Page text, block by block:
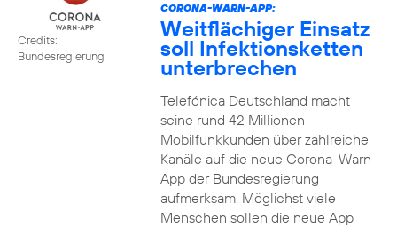
Credits:
Bundesregierung
CORONA-WARN-APP:
Weitflächiger Einsatz
soll Infektionsketten
unterbrechen
Telefónica Deutschland macht
seine rund 42 Millionen
Mobilfunkkunden über zahlreiche
Kanäle auf die neue Corona-Warn-
App der Bundesregierung
aufmerksam. Möglichst viele
Menschen sollen die neue App